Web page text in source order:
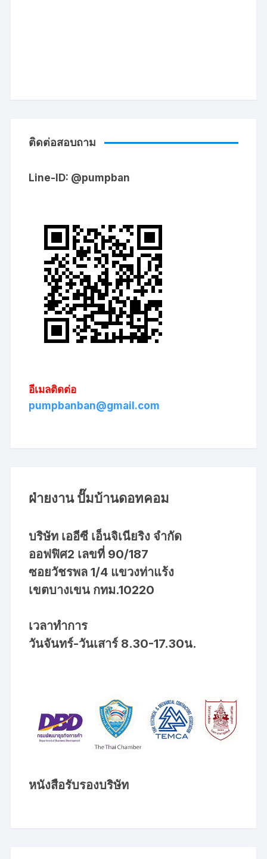
ติดต่อสอบถาม
Line-ID: @pumpban
อีเมลติดต่อ
pumpbanban@gmail.com
ฝ่ายงาน ปั๊มบ้านดอทคอม
บริษัท เออีซี เอ็นจิเนียริง จำกัด
ออฟฟิศ2 เลขที่ 90/187
ซอยวัชรพล 1/4 แขวงท่าแร้ง
เขตบางเขน กทม.10220
เวลาทำการ
วันจันทร์-วันเสาร์ 8.30-17.30น.
หนังสือรับรองบริษัท